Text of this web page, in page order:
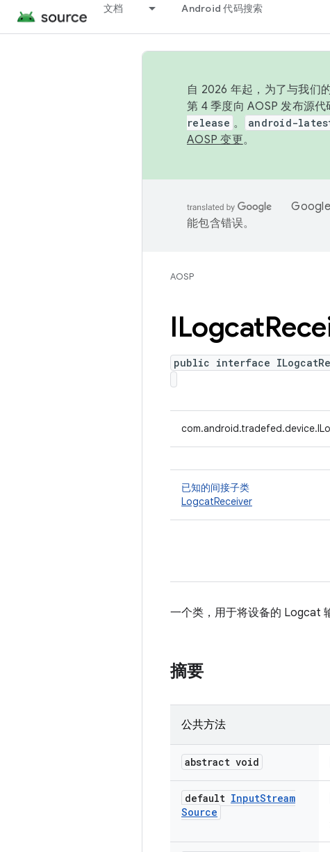
文档 Android 代码搜索
自 2026 年起，为了与我们
第 4 季度向 AOSP 发布源
release 。 android-
AOSP 变更。
能包含错误。
AOSP
ILogcat
public interface
已知的间接子类
LogcatReceiver
一个类，用于将设备的 Logcat
摘要
公共方法
abstract void
default InputStream
Source